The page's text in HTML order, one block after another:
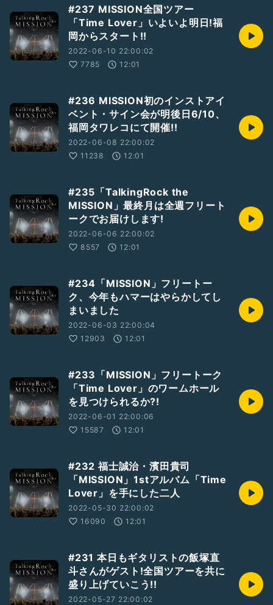
#237 MISSION全国ツアー
「Time Lover」いよいよ明日!福
岡からスタート!!
2022-06-10 22:00:02
7785
12:01
#236 MISSION初のインストアイ
ベント・サイン会が明後日6/10、
福岡タワレコにて開催!!
2022-06-08 22:00:02
11238
12:01
#235「TalkingRock the
MISSION」最終月は全週フリート
ークでお届けします!
2022-06-06 22:00:02
8557
12:01
#234「MISSION」フリートー
ク、今年もハマーはやらかしてし
まいました
2022-06-03 22:00:04
12903
12:01
#233「MISSION」フリートーク
「Time Lover」のワームホール
を見つけられるか?!
2022-06-01 22:00:06
15587
12:01
#232 福士誠治・濱田貴司
「MISSION」1stアルバム「Time
Lover」を手にした二人
2022-05-30 22:00:02
16090
12:01
#231 本日もギタリストの飯塚直
斗さんがゲスト!全国ツアーを共に
盛り上げていこう!!
2022-05-27 22:00:02